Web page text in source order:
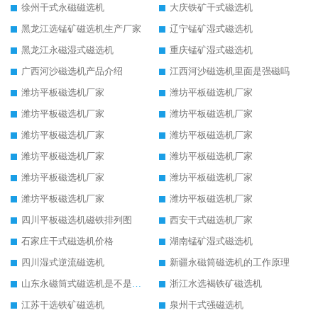
徐州干式永磁磁选机
大庆铁矿干式磁选机
黑龙江选锰矿磁选机生产厂家
辽宁锰矿湿式磁选机
黑龙江永磁湿式磁选机
重庆锰矿湿式磁选机
广西河沙磁选机产品介绍
江西河沙磁选机里面是强磁吗
潍坊平板磁选机厂家
潍坊平板磁选机厂家
潍坊平板磁选机厂家
潍坊平板磁选机厂家
潍坊平板磁选机厂家
潍坊平板磁选机厂家
潍坊平板磁选机厂家
潍坊平板磁选机厂家
潍坊平板磁选机厂家
潍坊平板磁选机厂家
潍坊平板磁选机厂家
潍坊平板磁选机厂家
四川平板磁选机磁铁排列图
西安干式磁选机厂家
石家庄干式磁选机价格
湖南锰矿湿式磁选机
四川湿式逆流磁选机
新疆永磁筒磁选机的工作原理
山东永磁筒式磁选机是不是强磁
浙江水选褐铁矿磁选机
江苏干选铁矿磁选机
泉州干式强磁选机